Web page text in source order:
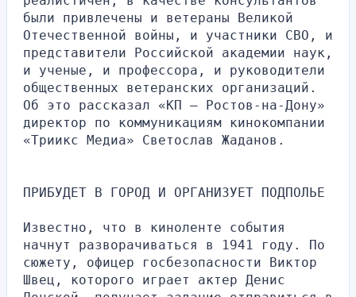
были привлечены и ветераны Великой
Отечественной войны, и участники СВО, и
представители Российской академии наук,
и ученые, и профессора, и руководители
общественных ветеранских организаций.
Об это рассказал «КП — Ростов-на-Дону»
директор по коммуникациям кинокомпании
«Триикс Медиа» Светослав Жаданов.
ПРИБУДЕТ В ГОРОД И ОРГАНИЗУЕТ ПОДПОЛЬЕ
Известно, что в киноленте события
начнут разворачиваться в 1941 году. По
сюжету, офицер госбезопасности Виктор
Швец, которого играет актер Денис